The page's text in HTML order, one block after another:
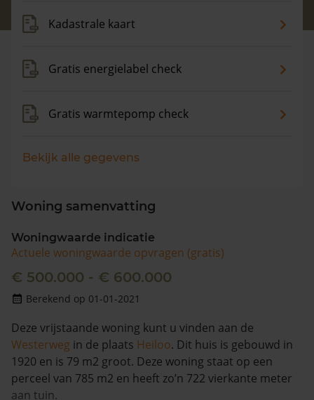
Kadastrale kaart
Gratis energielabel check
Gratis warmtepomp check
Bekijk alle gegevens
Woning samenvatting
Woningwaarde indicatie
Actuele woningwaarde opvragen (gratis)
€ 500.000 - € 600.000
Berekend op 01-01-2021
Deze vrijstaande woning kunt u vinden aan de
Westerweg in de plaats Heiloo. Dit huis is gebouwd in
1920 en is 79 m2 groot. Deze woning staat op een
perceel van 785 m2 en heeft zo’n 722 vierkante meter
aan tuin.